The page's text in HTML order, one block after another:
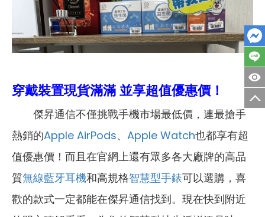
穿戴裝置現貨滿滿 並享超值優惠價！
傑昇通信不僅挑戰手機市場最低價，連最搶手
熱銷的Apple AirPods、 Apple Watch也都享有超
值優惠價！而且在官網上還有眾多各大廠牌的高品
質無線藍牙耳機和高規格智慧型手錶可以選購，喜
歡的款式一定都能在傑昇通信找到。現在快到附近